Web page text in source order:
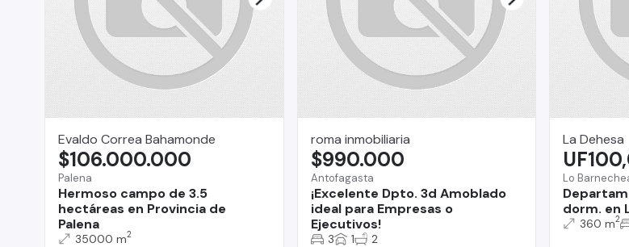
Evaldo Correa Bahamonde
Palena
Hermoso campo de 3.5
hectáreas en Provincia de
Palena
$106.000.000
35000 m2
roma inmobiliaria
Antofagasta
¡Excelente Dpto. 3d Amoblado
ideal para Empresas o
Ejecutivos!
$990.000
3 1 2
La Dehesa
Lo
dorm. en
360 m2